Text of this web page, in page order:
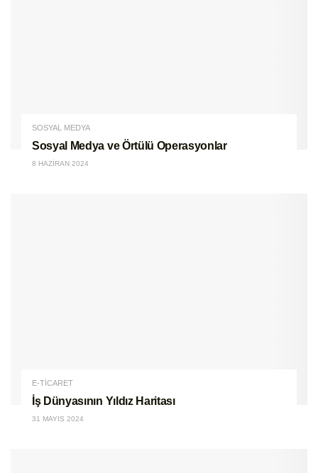
SOSYAL MEDYA
Sosyal Medya ve Örtülü Operasyonlar
8 HAZIRAN 2024
E-TİCARET
İş Dünyasının Yıldız Haritası
31 MAYIS 2024